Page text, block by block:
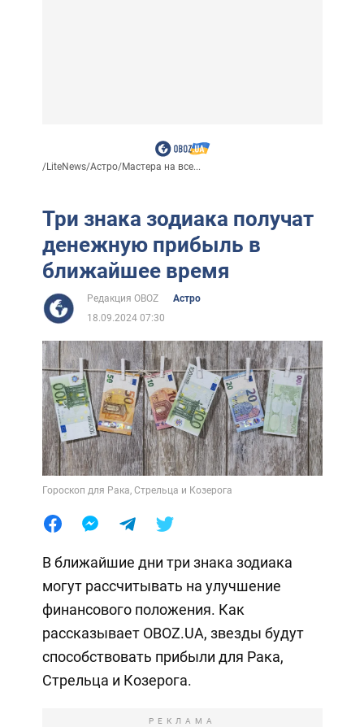
/LiteNews/Астро/Мастера на все...
Три знака зодиака получат
денежную прибыль в
ближайшее время
Редакция OBOZ
Астро
18.09.2024 07:30
Гороскоп для Рака, Стрельца и Козерога
В ближайшие дни три знака зодиака
могут рассчитывать на улучшение
финансового положения. Как
рассказывает OBOZ.UA, звезды будут
способствовать прибыли для Рака,
Стрельца и Козерога.
РЕКЛАМА